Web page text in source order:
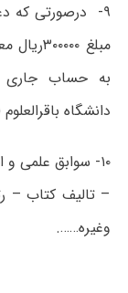
۹- درصورتی که
مبلغ
دانشگاه
۱۰- سوابق علمی
– تالیف کتاب –
وغیره…….